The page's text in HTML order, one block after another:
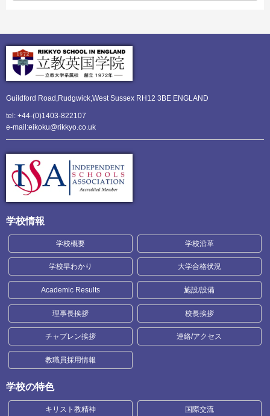
Guildford Road,Rudgwick,West Sussex RH12 3BE ENGLAND
tel: +44-(0)1403-822107
e-mail:eikoku@rikkyo.co.uk
学校情報
学校概要 学校沿革
学校早わかり 大学合格状況
Academic Results 施設/設備
理事長挨拶 校長挨拶
チャプレン挨拶 連絡/アクセス
教職員採用情報
学校の特色
キリスト教精神 国際交流